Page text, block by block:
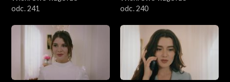
odc. 241
odc. 240